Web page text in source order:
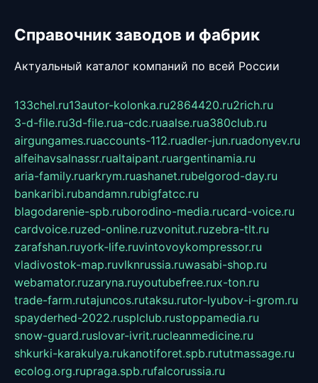
Справочник заводов и фабрик
Актуальный каталог компаний по всей России
133chel.ru13autor-kolonka.ru2864420.ru2rich.ru
3-d-file.ru3d-file.rua-cdc.ruaalse.rua380club.ru
airgungames.ruaccounts-112.ruadler-jun.ruadonyev.ru
alfeihavsalnassr.rualtaipant.ruargentinamia.ru
aria-family.ruarkrym.ruashanet.rubelgorod-day.ru
bankaribi.rubandamn.rubigfatcc.ru
blagodarenie-spb.ruborodino-media.rucard-voice.ru
cardvoice.ruzed-online.ruzvonitut.ruzebra-tlt.ru
zarafshan.ruyork-life.ruvintovoykompressor.ru
vladivostok-map.ruvlknrussia.ruwasabi-shop.ru
webamator.ruzaryna.ruyoutubefree.rux-ton.ru
trade-farm.rutajuncos.rutaksu.rutor-lyubov-i-grom.ru
spayderhed-2022.rusplclub.rustoppamedia.ru
snow-guard.ruslovar-ivrit.rucleanmedicine.ru
shkurki-karakulya.rukanotiforet.spb.rututmassage.ru
ecolog.org.rupraga.spb.rufalcorussia.ru